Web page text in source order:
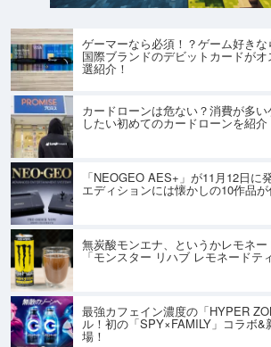
ゲーマーなら必須！？ゲーム好き
国際ブランドのデビットカードが
選紹介！
カードローンは危ない？消費が多
したい初めてのカードローンを紹介
「NEOGEO AES+」が11月12日に
エディションには懐かしの10作品が
無炭酸モンエナ、というかレモネ
「モンスター リハブ レモネードテ
最強カフェイン濃度の「HYPER
ル！初の「SPY×FAMILY」コラボ
場！